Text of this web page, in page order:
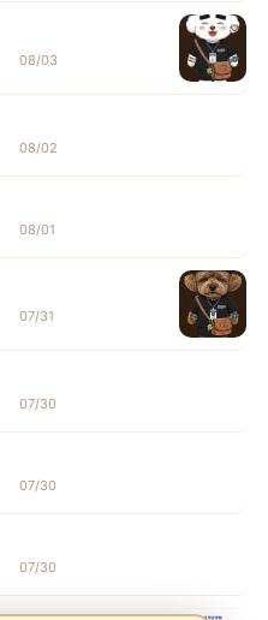
08/03
08/02
08/01
07/31
07/30
07/30
07/30